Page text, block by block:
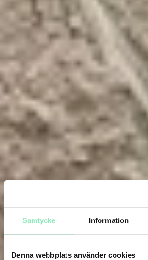
Samtycke Information
Denna webbplats använder cookies